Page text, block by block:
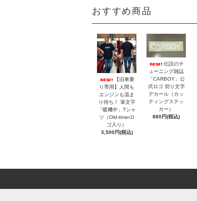
おすすめ商品
【旧車乗
り専用】人間も
エンジンも温ま
り待ち！ 筆文字
「暖機中」Tシャ
ツ（Old-timerロ
ゴ入り）
3,500円(税込)
伝説のチ
ューニング雑誌
「CARBOY」公
式ロゴ 切り文字
デカール（カッ
ティングステッ
カー）
880円(税込)